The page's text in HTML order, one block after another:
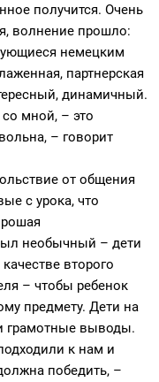
получится. Очень
волнение прошло:
немецким
партнерская
динамичный.
со мной, – это
– говорит
от общения
с урока, что
необычный – дети
второго
– чтобы ребенок
предмету. Дети на
грамотные выводы.
к нам и
победить, –